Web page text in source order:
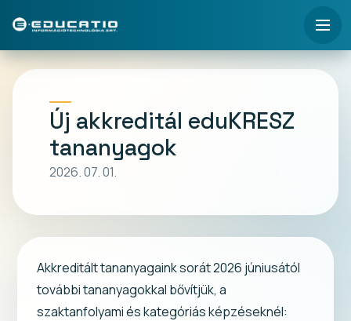
Új akkreditál eduKRESZ
tananyagok
2026. 07. 01.
Akkreditált tananyagaink sorát 2026 júniusától
további tananyagokkal bővítjük, a
szaktanfolyami és kategóriás képzéseknél: